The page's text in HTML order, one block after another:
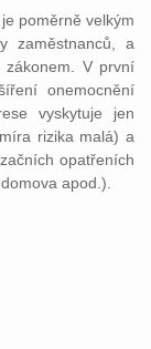
poměrně velkým
zaměstnanců, a
V první
onemocnění
vyskytuje jen
rizika malá) a
opatřeních
apod.).